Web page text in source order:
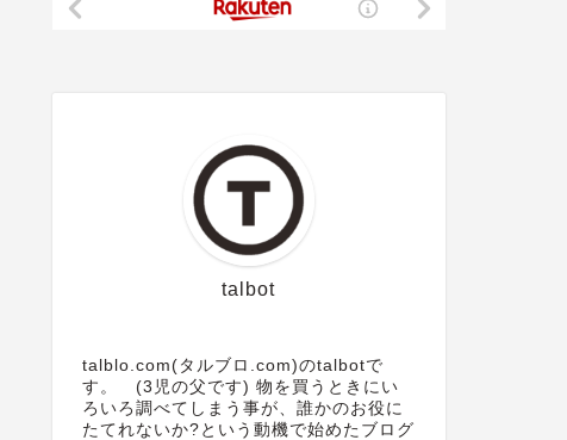
子供のスマホデビューに最適な機種
を考えてみました。なぜ今iPhone8
なのか...【追記】楽天
unlimit+iPhone8の実験結果
iPhone・パソコン・ガジェット
talbot
talblo.com(タルブロ.com)のtalbotで
す。 (3児の父です) 物を買うときにい
ろいろ調べてしまう事が、誰かのお役に
たてれないか?という動機で始めたブログ